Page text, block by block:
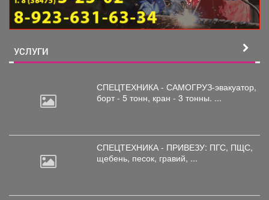
УСЛУГИ
СПЕЦТЕХНИКА - САМОГРУЗ-эвакуатор,
борт - 5 тонн, кран - 3 тонны. ...
СПЕЦТЕХНИКА - ПРИВЕЗУ: ПГС, ПЩС,
щебень, песок, гравий, ...